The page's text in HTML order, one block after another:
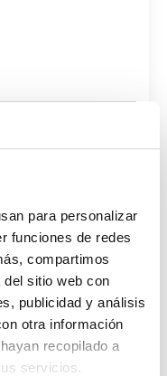
para personalizar
funciones de redes
compartimos
del sitio web con
publicidad y análisis
otra información
recopilado a
servicios.
Espesor film
0,05